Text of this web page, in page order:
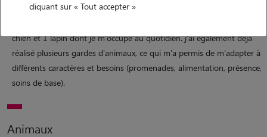
j'ai toujours vécu entourée d'animaux, ce qui m'a permis de
chien et 1 lapin dont je m'occupe au quotidien. j'ai également déjà
réalisé plusieurs gardes d'animaux, ce qui m'a permis de m'adapter à
différents caractères et besoins (promenades, alimentation, présence,
soins de base).
Animaux
cliquant sur « Tout accepter »